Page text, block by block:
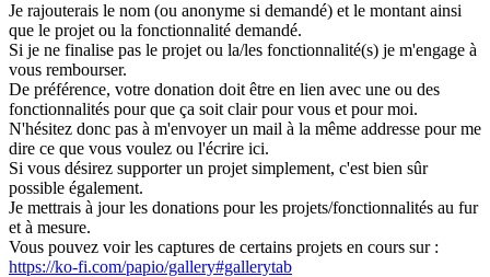
Je rajouterais le nom (ou anonyme si demandé) et le montant ainsi
que le projet ou la fonctionnalité demandé.
Si je ne finalise pas le projet ou la/les fonctionnalité(s) je m'engage à
vous rembourser.
De préférence, votre donation doit être en lien avec une ou des
fonctionnalités pour que ça soit clair pour vous et pour moi.
N'hésitez donc pas à m'envoyer un mail à la même addresse pour me
dire ce que vous voulez ou l'écrire ici.
Si vous désirez supporter un projet simplement, c'est bien sûr
possible également.
Je mettrais à jour les donations pour les projets/fonctionnalités au fur
et à mesure.
Vous pouvez voir les captures de certains projets en cours sur :
https://ko-fi.com/papio/gallery#gallerytab